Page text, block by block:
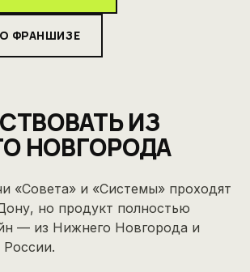
ФРАНШИЗЕ
ИЗ
НОВГОРОДА
«Совета» и «Системы» проходят
но продукт полностью
— из Нижнего Новгорода и